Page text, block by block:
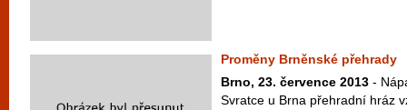
Proměny Brněnské přehrady
Brno, 23. července 2013 -
Svratce u Brna přehradní hráz